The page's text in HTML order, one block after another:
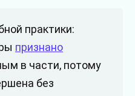
практики:
признано
в части, потому
без